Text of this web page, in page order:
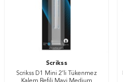
Scrikss
Scrikss D1 Mini 2’li Tükenmez